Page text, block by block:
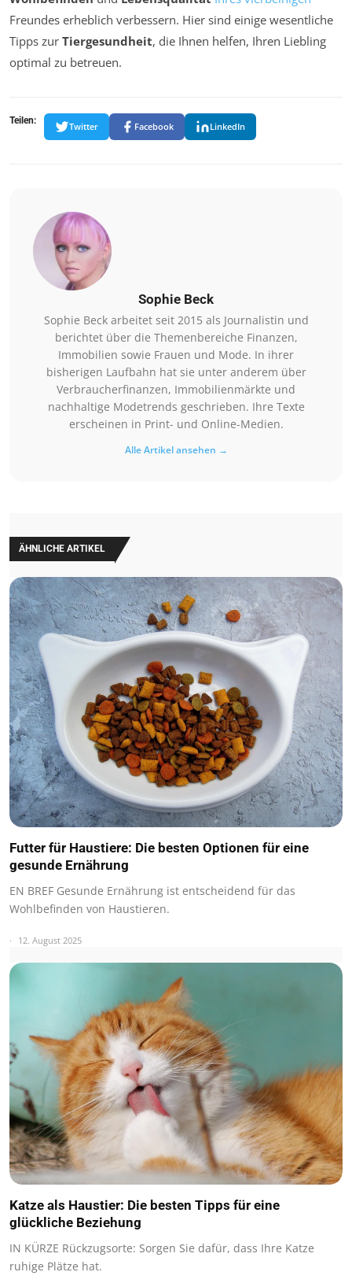
Freundes erheblich verbessern. Hier sind einige wesentliche
Tipps zur Tiergesundheit, die Ihnen helfen, Ihren Liebling
optimal zu betreuen.
Teilen:
Twitter Facebook LinkedIn
Sophie Beck
Sophie Beck arbeitet seit 2015 als Journalistin und
berichtet über die Themenbereiche Finanzen,
Immobilien sowie Frauen und Mode. In ihrer
bisherigen Laufbahn hat sie unter anderem über
Verbraucherfinanzen, Immobilienmärkte und
nachhaltige Modetrends geschrieben. Ihre Texte
erscheinen in Print- und Online-Medien.
Alle Artikel ansehen →
ÄHNLICHE ARTIKEL
Futter für Haustiere: Die besten Optionen für eine
gesunde Ernährung
EN BREF Gesunde Ernährung ist entscheidend für das
Wohlbefinden von Haustieren.
12. August 2025
Katze als Haustier: Die besten Tipps für eine
glückliche Beziehung
IN KÜRZE Rückzugsorte: Sorgen Sie dafür, dass Ihre Katze
ruhige Plätze hat.